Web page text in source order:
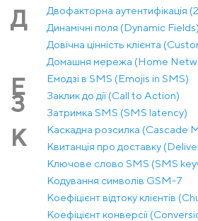
Д
Двофакторна аутентифікація
Динамічні поля (Dynamic Fields)
Довічна цінність клієнта
Домашня мережа (Home
Е Емодзі в SMS (Emojis in SMS)
З
Заклик до дії (Call to Action)
Затримка SMS (SMS latency)
К
Каскадна розсилка (Cascade
Квитанція про доставку
Ключове слово SMS (SMS
Кодування символів GSM-7
Коефіцієнт відтоку клієнтів
Коефіцієнт конверсії